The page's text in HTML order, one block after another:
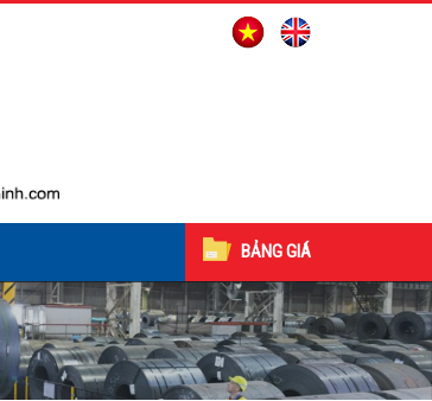
BẢNG GIÁ